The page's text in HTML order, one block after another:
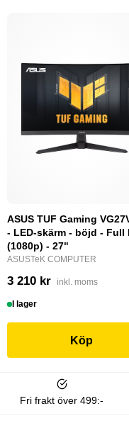
ASUS TUF Gaming
- LED-skärm - böjd - Full
(1080p) - 27"
ASUSTeK COMPUTER
3 210 kr inkl. moms
I lager
Köp
Fri frakt över 499:-